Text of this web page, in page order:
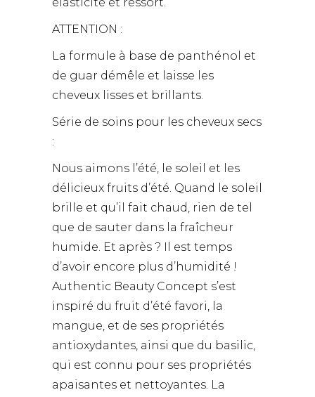
ATTENTION :
La formule à base de panthénol et
de guar démêle et laisse les
cheveux lisses et brillants.
Série de soins pour les cheveux secs
:
Nous aimons l’été, le soleil et les
délicieux fruits d’été. Quand le soleil
brille et qu’il fait chaud, rien de tel
que de sauter dans la fraîcheur
humide. Et après ? Il est temps
d’avoir encore plus d’humidité !
Authentic Beauty Concept s’est
inspiré du fruit d’été favori, la
mangue, et de ses propriétés
antioxydantes, ainsi que du basilic,
qui est connu pour ses propriétés
apaisantes et nettoyantes. La